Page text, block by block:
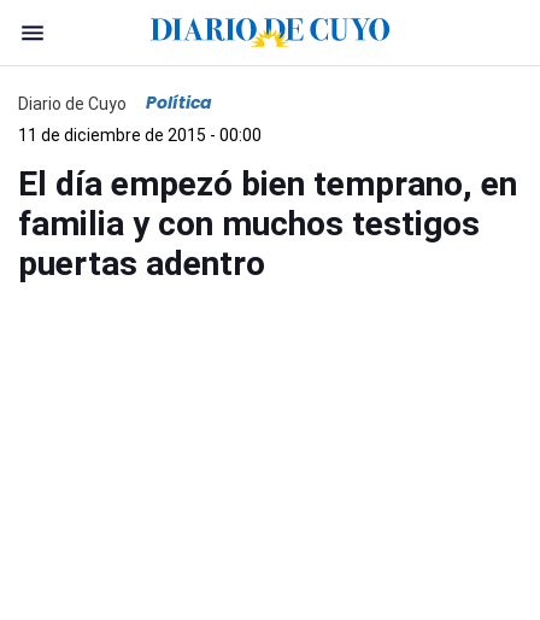
Diario de Cuyo Política
11 de diciembre de 2015 - 00:00
El día empezó bien temprano, en
familia y con muchos testigos
puertas adentro